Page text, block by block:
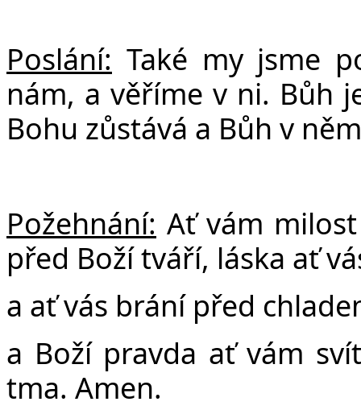
Poslání: Také my jsme
nám, a věříme v ni. Bůh
Bohu zůstává a Bůh v
Požehnání: Ať vám
před Boží tváří, láska ať
a ať vás brání před
a Boží pravda ať vám
tma. Amen.